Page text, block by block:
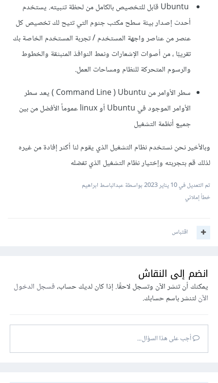
Ubuntu قابل للتخصيص بالكامل من لحظة تثبيته. يستخدم
أحدث إصدار بيئة سطح مكتب جنوم التي تتيح لك تخصيص كل
عنصر من عناصر واجهة المستخدم / تجربة المستخدم الخاصة بك
تقريبًا ، من أصوات الإشعارات ونمط النوافذ المنبثقة والخطوط
والرسوم المتحركة للنظام ومساحات العمل.
سطر الأوامر من Command Line ) Ubuntu ) يعد سطر
الأوامر الموجود في Ubuntu أو linux عموماً الأفضل من بين
جميع أنظمة التشغيل
وبالأخير نحن نستخدم نظام التشغيل الذي يقوم لنا أكثر إفادة من غيره
لذلك قم بتجربته وإختيار نظام التشغيل الذي تفضله
تم التعديل في10 يناير 2023
بواسطة عبدالباسط ابراهيم
خطأ إملائي
اقتباس
انضم إلى النقاش
يمكنك أن تنشر الآن وتسجل لاحقًا. إذا كان لديك حساب،فسجل الدخول
الآنلتنشر باسم حسابك.
أجب على هذا السؤال...